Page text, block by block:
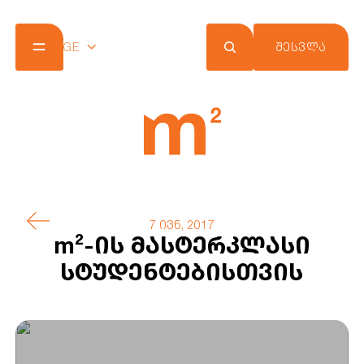
GE ᲨᲔᲡᲕᲚᲐ
7 ივნ, 2017
m²-ის მასტერკლასი
სტუდენტებისთვის